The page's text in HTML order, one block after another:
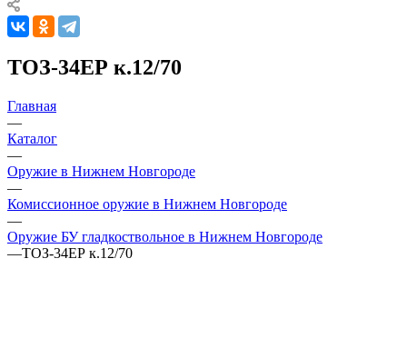
ТОЗ-34ЕР к.12/70
Главная
—
Каталог
—
Оружие в Нижнем Новгороде
—
Комиссионное оружие в Нижнем Новгороде
—
Оружие БУ гладкоствольное в Нижнем Новгороде
—ТОЗ-34ЕР к.12/70